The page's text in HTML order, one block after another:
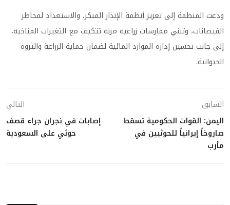
ودعت المنظمة إلى تعزيز أنظمة الإنذار المبكر، والاستعداد لمخاطر
الفيضانات، وتبني ممارسات زراعية مرنة تتكيف مع التغيرات المناخية،
إلى جانب تحسين إدارة الموارد المائية لضمان حماية الزراعة والثروة
الحيوانية.
السابق
اليمن: القوات الحكومية تسقط
صاروخاً إيرانياً للحوثيين في
مأرب
التالي
إصابات في نجران جراء قصف
حوثي على السعودية